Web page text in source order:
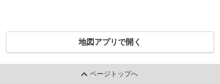
地図アプリで開く
ページトップへ